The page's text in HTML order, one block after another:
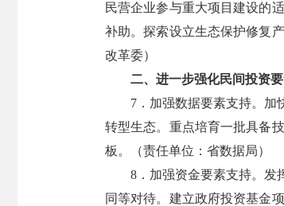
民营企业参与重大项目建设的
补助。探索设立生态保护修复
改革委）
二、进一步强化民间投资
7．加强数据要素支持。加
转型生态。重点培育一批具备
板。（责任单位：省数据局）
8．加强资金要素支持。发
同等对待。建立政府投资基金